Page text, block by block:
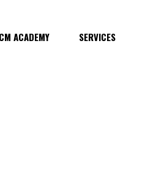
ACADEMY SERVICES